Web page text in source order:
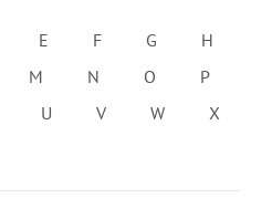
E F G
H
M N O
P
U V W
X